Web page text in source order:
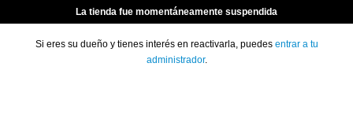
La tienda fue momentáneamente suspendida
Si eres su dueño y tienes interés en reactivarla, puedes entrar a tu
administrador.